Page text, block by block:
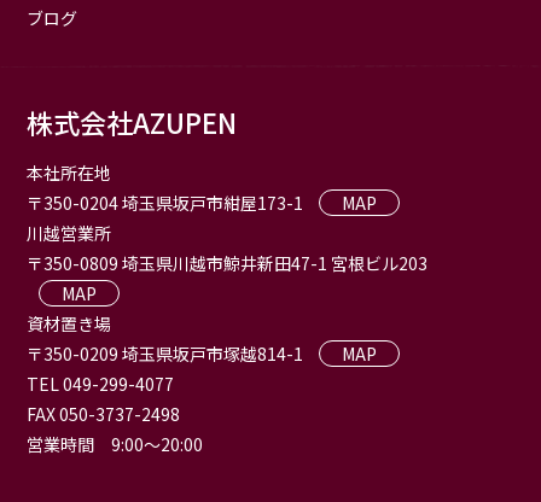
ブログ
株式会社AZUPEN
本社所在地
〒350-0204 埼玉県坂戸市紺屋173-1
MAP
川越営業所
〒350-0809 埼玉県川越市鯨井新田47-1 宮根ビル203
MAP
資材置き場
〒350-0209 埼玉県坂戸市塚越814-1
MAP
TEL 049-299-4077
FAX 050-3737-2498
営業時間 9:00〜20:00